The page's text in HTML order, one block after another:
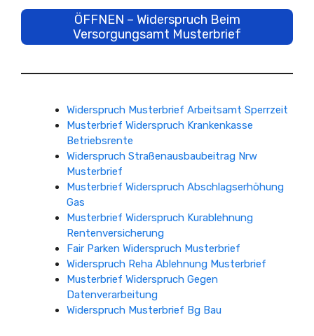
ÖFFNEN – Widerspruch Beim
Versorgungsamt Musterbrief
Widerspruch Musterbrief Arbeitsamt Sperrzeit
Musterbrief Widerspruch Krankenkasse
Betriebsrente
Widerspruch Straßenausbaubeitrag Nrw
Musterbrief
Musterbrief Widerspruch Abschlagserhöhung
Gas
Musterbrief Widerspruch Kurablehnung
Rentenversicherung
Fair Parken Widerspruch Musterbrief
Widerspruch Reha Ablehnung Musterbrief
Musterbrief Widerspruch Gegen
Datenverarbeitung
Widerspruch Musterbrief Bg Bau